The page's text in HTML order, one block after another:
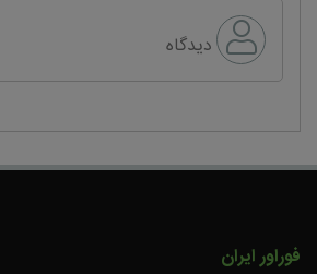
دیدگاه
فوراور ایران